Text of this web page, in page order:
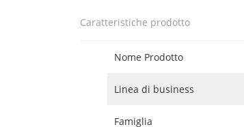
Caratteristiche prodotto
Nome Prodotto
Linea di business
Famiglia